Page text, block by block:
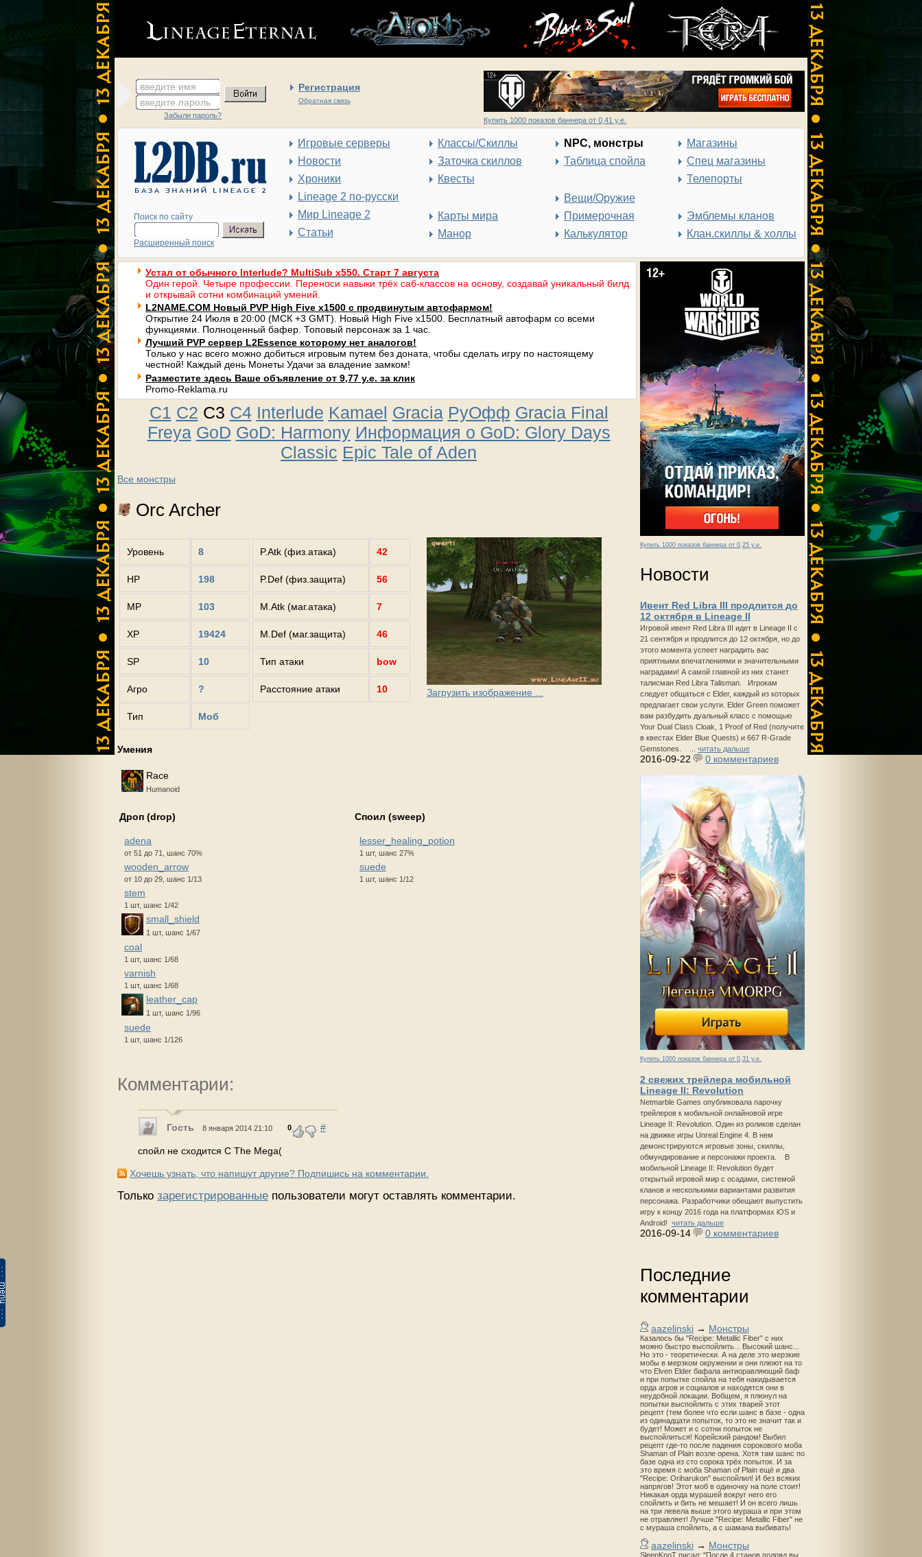
введите имя Регистрация
Обратная связь
введите пароль
Забыли пароль?
Купить 1000 показов баннера от 0,41 у.е.
Поиск по сайту
Расширенный поиск
Игровые серверы
Новости
Хроники
Lineage 2 по-русски
Мир Lineage 2
Статьи
Классы/Скиллы
Заточка скиллов
Квесты
Карты мира
Манор
NPC, монстры
Таблица спойла
Вещи/Оружие
Примерочная
Калькулятор
Магазины
Спец магазины
Телепорты
Эмблемы кланов
Клан.скиллы & холлы
Купить 1000 показов баннера от 0,25 у.е.
Новости
Ивент Red Libra III продлится до
12 октября в Lineage II
Игровой ивент Red Libra III идет в Lineage II с
21 сентября и продлится до 12 октября, но до
этого момента успеет наградить вас
приятными впечатлениями и значительными
наградами! А самой главной из них станет
талисман Red Libra Talisman. Игрокам
следует общаться с Elder, каждый из которых
предлагает свои услуги. Elder Green поможет
вам разбудить дуальный класс с помощью
Your Dual Class Cloak, 1 Proof of Red (получите
в квестах Elder Blue Quests) и 667 R-Grade
Gemstones. ... читать дальше
2016-09-22 0 комментариев
Купить 1000 показов баннера от 0,31 у.е.
2 свежих трейлера мобильной
Lineage II: Revolution
Netmarble Games опубликовала парочку
трейлеров к мобильной онлайновой игре
Lineage II: Revolution. Один из роликов сделан
на движке игры Unreal Engine 4. В нем
демонстрируются игровые зоны, скиллы,
обмундирование и персонажи проекта. В
мобильной Lineage II: Revolution будет
открытый игровой мир с осадами, системой
кланов и несколькими вариантами развития
персонажа. Разработчики обещают выпустить
игру к концу 2016 года на платформах iOS и
Android! читать дальше
2016-09-14 0 комментариев
Последние
комментарии
aazelinski → Монстры
Казалось бы "Recipe: Metallic Fiber" с них
можно быстро выспойлить... Высокий шанс...
Но это - теоретически. А на деле это мерзкие
мобы в мерзком окружении и они плюют на то
что Elven Elder бафала антиоравляющий баф
и при попытке спойла на тебя накидывается
орда агров и социалов и находятся они в
неудобной локации. Вобщем, я плюнул на
попытки выспойлить с этих тварей этот
рецепт (тем более что если шанс в базе - одна
из одинадцати попыток, то это не значит так и
будет! Может и с сотни попыток не
выспойлиться! Корейский рандом! Выбил
рецепт где-то после падения сорокового моба
Shaman of Plain возле орена. Хотя там шанс по
базе одна из сто сорока трёх попыток. И за
это время с моба Shaman of Plain ещё и два
"Recipe: Oriharukon" выспойлил! И без всяких
напрягов! Этот моб в одиночку на поле стоит!
Никакая орда мурашей вокруг него его
спойлить и бить не мешает! И он всего лишь
на три левела выше этого мураша и при этом
не отравляет! Лучше "Recipe: Metallic Fiber" не
с мураша спойлить, а с шамана выбивать!
aazelinski → Монстры
SleepKnoT писал: "После 4 станов подряд вы
Устал от обычного Interlude? MultiSub x550. Старт 7 августа
Один герой. Четыре профессии. Переноси навыки трёх саб-классов на основу, создавай уникальный билд
и открывай сотни комбинаций умений.
L2NAME.COM Новый PVP High Five x1500 с продвинутым автофармом!
Открытие 24 Июля в 20:00 (МСК +3 GMT). Новый High Five x1500. Бесплатный автофарм со всеми
функциями. Полноценный бафер. Топовый персонаж за 1 час.
Лучший PVP сервер L2Essence которому нет аналогов!
Только у нас всего можно добиться игровым путем без доната, чтобы сделать игру по настоящему
честной! Каждый день Монеты Удачи за владение замком!
Разместите здесь Ваше объявление от 9,77 у.е. за клик
Promo-Reklama.ru
C1 C2 C3 C4 Interlude Kamael Gracia РуОфф Gracia Final
Freya GoD GoD: Harmony Информация о GoD: Glory Days
Classic Epic Tale of Aden
Все монстры
Orc Archer
Уровень 8
HP 198
MP 103
XP 19424
SP 10
Агро ?
Тип Моб
P.Atk (физ.атака) 42
P.Def (физ.защита) 56
M.Atk (маг.атака) 7
M.Def (маг.защита) 46
Тип атаки bow
Расстояние атаки 10 Загрузить изображение ...
Умения
Race
Humanoid
Дроп (drop)
adena
от 51 до 71, шанс 70%
wooden_arrow
от 10 до 29, шанс 1/13
stem
1 шт, шанс 1/42
small_shield
1 шт, шанс 1/67
coal
1 шт, шанс 1/68
varnish
1 шт, шанс 1/68
leather_cap
1 шт, шанс 1/96
suede
1 шт, шанс 1/126
Споил (sweep)
lesser_healing_potion
1 шт, шанс 27%
suede
1 шт, шанс 1/12
Комментарии:
Гость 8 января 2014 21:10 0 #
спойл не сходится С The Mega(
Хочешь узнать, что напишут другие? Подпишись на комментарии.
Только зарегистрированные пользователи могут оставлять комментарии.